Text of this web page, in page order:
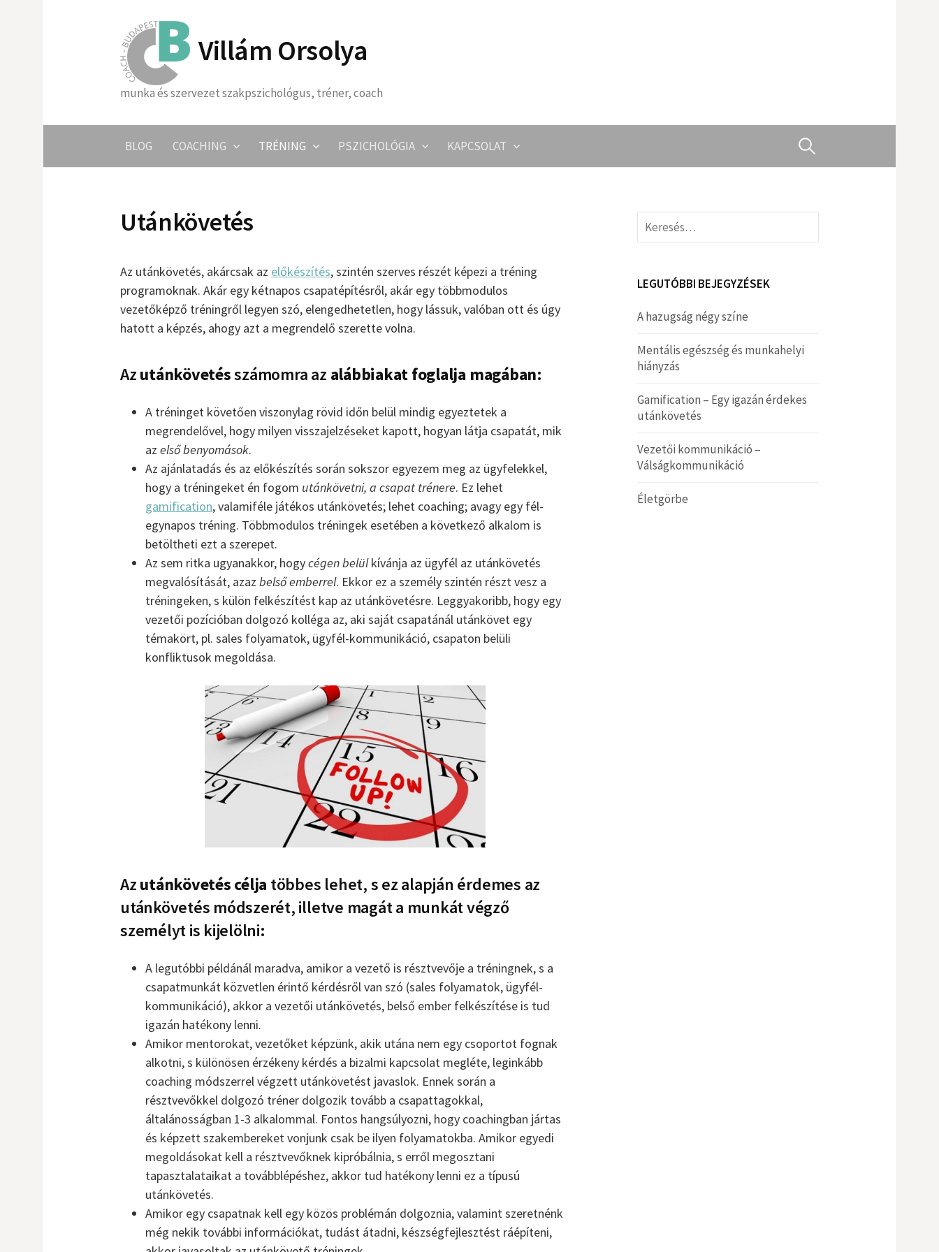
Villám Orsolya
munka és szervezet szakpszichológus, tréner, coach
BLOG COACHING TRÉNING PSZICHOLÓGIA KAPCSOLAT Keresés:
Utánkövetés
Az utánkövetés, akárcsak az előkészítés, szintén szerves részét képezi a tréning
programoknak. Akár egy kétnapos csapatépítésről, akár egy többmodulos
vezetőképző tréningről legyen szó, elengedhetetlen, hogy lássuk, valóban ott és úgy
hatott a képzés, ahogy azt a megrendelő szerette volna.
Azutánkövetésszámomra az alábbiakat foglalja magában:
A tréninget követően viszonylag rövid időn belül mindig egyeztetek a
megrendelővel, hogy milyen visszajelzéseket kapott, hogyan látja csapatát, mik
az első benyomások.
Az ajánlatadás és az előkészítés során sokszor egyezem meg az ügyfelekkel,
hogy a tréningeket én fogom utánkövetni, a csapat trénere. Ez lehet
gamification, valamiféle játékos utánkövetés; lehet coaching; avagy egy fél-
egynapos tréning. Többmodulos tréningek esetében a következő alkalom is
betöltheti ezt a szerepet.
Az sem ritka ugyanakkor, hogycégen belülkívánja az ügyfél az utánkövetés
megvalósítását, azaz belső emberrel. Ekkor ez a személy szintén részt vesz a
tréningeken, s külön felkészítést kap az utánkövetésre. Leggyakoribb, hogy egy
vezetői pozícióban dolgozó kolléga az, aki saját csapatánál utánkövet egy
témakört, pl. sales folyamatok, ügyfél-kommunikáció, csapaton belüli
konfliktusok megoldása.
Azutánkövetés célja többes lehet, s ez alapján érdemes az
utánkövetés módszerét, illetve magát a munkát végző
személyt is kijelölni:
A legutóbbi példánál maradva, amikor a vezető is résztvevője a tréningnek, s a
csapatmunkát közvetlen érintő kérdésről van szó (sales folyamatok, ügyfél-
kommunikáció), akkor a vezetői utánkövetés, belső ember felkészítése is tud
igazán hatékony lenni.
Amikor mentorokat, vezetőket képzünk, akik utána nem egy csoportot fognak
alkotni, s különösen érzékeny kérdés a bizalmi kapcsolat megléte, leginkább
coaching módszerrel végzett utánkövetést javaslok. Ennek során a
résztvevőkkel dolgozó tréner dolgozik tovább a csapattagokkal,
általánosságban 1-3 alkalommal. Fontos hangsúlyozni, hogy coachingban jártas
és képzett szakembereket vonjunk csak be ilyen folyamatokba. Amikor egyedi
megoldásokat kell a résztvevőknek kipróbálnia, s erről megosztani
tapasztalataikat a továbblépéshez, akkor tud hatékony lenni ez a típusú
utánkövetés.
Amikor egy csapatnak kell egy közös problémán dolgoznia, valamint szeretnénk
még nekik további információkat, tudást átadni, készségfejlesztést ráépíteni,
Keresés:
LEGUTÓBBI BEJEGYZÉSEK
A hazugság négy színe
Mentális egészség és munkahelyi
hiányzás
Gamification – Egy igazán érdekes
utánkövetés
Vezetői kommunikáció –
Válságkommunikáció
Életgörbe